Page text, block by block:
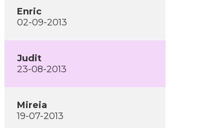
Enric
02-09-2013
Judit
23-08-2013
Mireia
19-07-2013